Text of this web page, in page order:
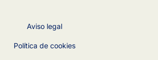
Aviso legal
Política de cookies